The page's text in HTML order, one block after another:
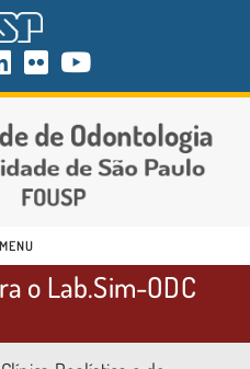
MENU
o Lab.Sim-ODC